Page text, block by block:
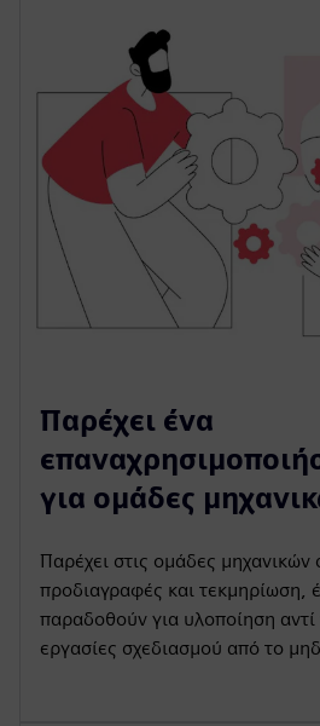
Παρέχει ένα
για ομάδες
Παρέχει στις ομάδες μηχανικών
προδιαγραφές και τεκμηρίωση,
παραδοθούν για υλοποίηση αντί
εργασίες σχεδιασμού από το